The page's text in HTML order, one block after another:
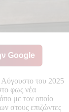
Google
Αύγουστο του 2025
φως νέα
με τον οποίο
στους επιζώντες